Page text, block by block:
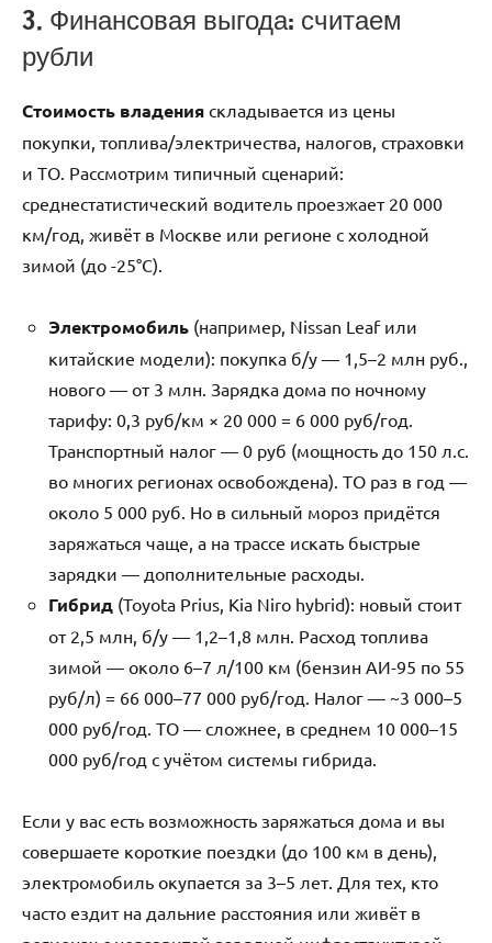
3. Финансовая выгода: считаем
рубли
Стоимость владения складывается из цены
покупки, топлива/электричества, налогов, страховки
и ТО. Рассмотрим типичный сценарий:
среднестатистический водитель проезжает 20 000
км/год, живёт в Москве или регионе с холодной
зимой (до -25°C).
Электромобиль (например, Nissan Leaf или
китайские модели): покупка б/у — 1,5–2 млн руб.,
нового — от 3 млн. Зарядка дома по ночному
тарифу: 0,3 руб/км × 20 000 = 6 000 руб/год.
Транспортный налог — 0 руб (мощность до 150 л.с.
во многих регионах освобождена). ТО раз в год —
около 5 000 руб. Но в сильный мороз придётся
заряжаться чаще, а на трассе искать быстрые
зарядки — дополнительные расходы.
Гибрид (Toyota Prius, Kia Niro hybrid): новый стоит
от 2,5 млн, б/у — 1,2–1,8 млн. Расход топлива
зимой — около 6–7 л/100 км (бензин АИ-95 по 55
руб/л) = 66 000–77 000 руб/год. Налог — ~3 000–5
000 руб/год. ТО — сложнее, в среднем 10 000–15
000 руб/год с учётом системы гибрида.
Если у вас есть возможность заряжаться дома и вы
совершаете короткие поездки (до 100 км в день),
электромобиль окупается за 3–5 лет. Для тех, кто
часто ездит на дальние расстояния или живёт в